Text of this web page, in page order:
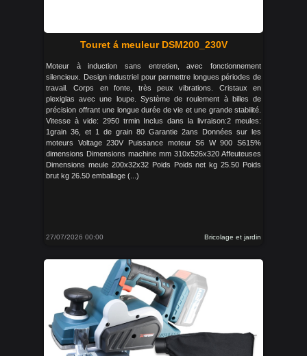
Touret á meuleur DSM200_230V
Moteur à induction sans entretien, avec fonctionnement
silencieux. Design industriel pour permettre longues périodes de
travail. Corps en fonte, très peux vibrations. Cristaux en
plexiglas avec une loupe. Système de roulement à billes de
précision offrant une longue durée de vie et une grande stabilité.
Vitesse à vide: 2950 trmin Inclus dans la livraison:2 meules:
1grain 36, et 1 de grain 80 Garantie 2ans Données sur les
moteurs Voltage 230V Puissance moteur S6 W 900 S615%
dimensions Dimensions machine mm 310x526x320 Affeuteuses
Dimensions meule 200x32x32 Poids Poids net kg 25.50 Poids
brut kg 26.50 emballage (...)
27/07/2026 00:00 Bricolage et jardin